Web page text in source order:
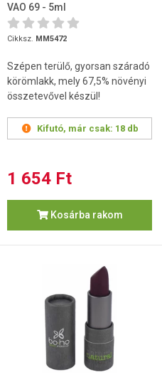
VAO 69 - 5ml
Cikksz. MM5472
Szépen terülő, gyorsan száradó
körömlakk, mely 67,5% növényi
összetevővel készül!
Kifutó, már csak: 18 db
1 654 Ft
Kosárba rakom